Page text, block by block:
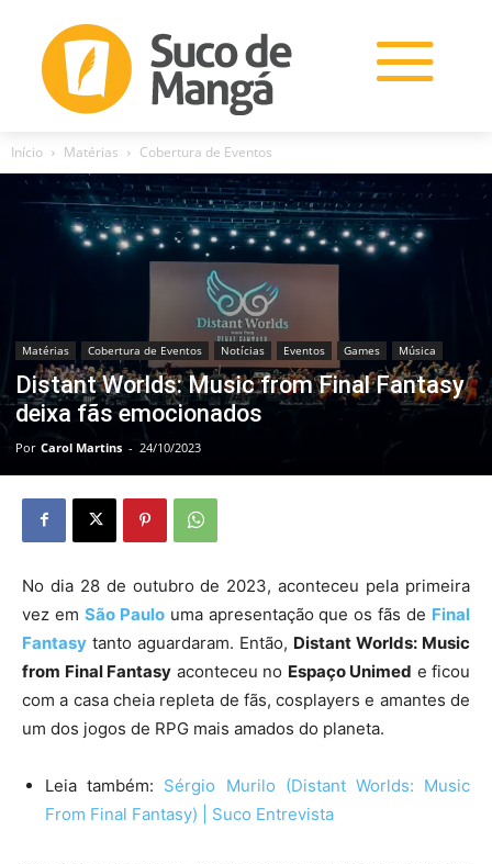
Início Matérias Cobertura de Eventos
Matérias Cobertura de Eventos Notícias Eventos Games Música
Distant Worlds: Music from Final Fantasy
deixa fãs emocionados
Por Carol Martins - 24/10/2023
No dia 28 de outubro de 2023, aconteceu pela primeira
vez em São Paulouma apresentação que os fãs de Final
Fantasy tanto aguardaram. Então, Distant Worlds: Music
from Final Fantasy aconteceu no Espaço Unimed e ficou
com a casa cheia repleta de fãs, cosplayers e amantes de
um dos jogos de RPG mais amados do planeta.
Leia também: Sérgio Murilo (Distant Worlds: Music
From Final Fantasy) | Suco Entrevista